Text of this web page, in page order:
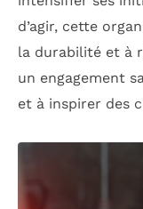
d’agir, cette
la durabilité et à
un engagement
et à inspirer des